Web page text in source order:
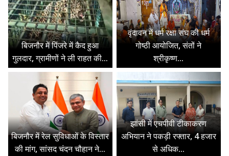
बिजनौर में पिंजरे में कैद हुआ
गुलदार, ग्रामीणों ने ली राहत की...
वृंदावन में धर्म रक्षा संघ की धर्म
गोष्ठी आयोजित, संतों ने
श्रीकृष्ण...
बिजनौर में रेल सुविधाओं के विस्तार
की मांग, सांसद चंदन चौहान ने...
झांसी में एचपीवी टीकाकरण
अभियान ने पकड़ी रफ्तार, 4 हजार
से अधिक...